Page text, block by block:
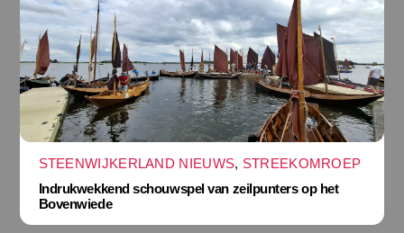
STEENWIJKERLAND NIEUWS, STREEKOMROEP
Indrukwekkend schouwspel van zeilpunters op het
Bovenwiede